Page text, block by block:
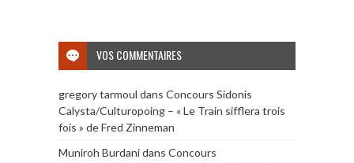
VOS COMMENTAIRES
gregory tarmoul dans Concours Sidonis
Calysta/Culturopoing – « Le Train sifflera trois
fois » de Fred Zinneman
Muniroh Burdanidans Concours